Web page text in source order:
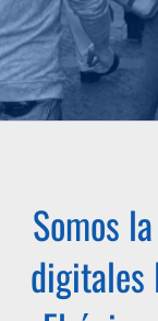
Somos
digitales